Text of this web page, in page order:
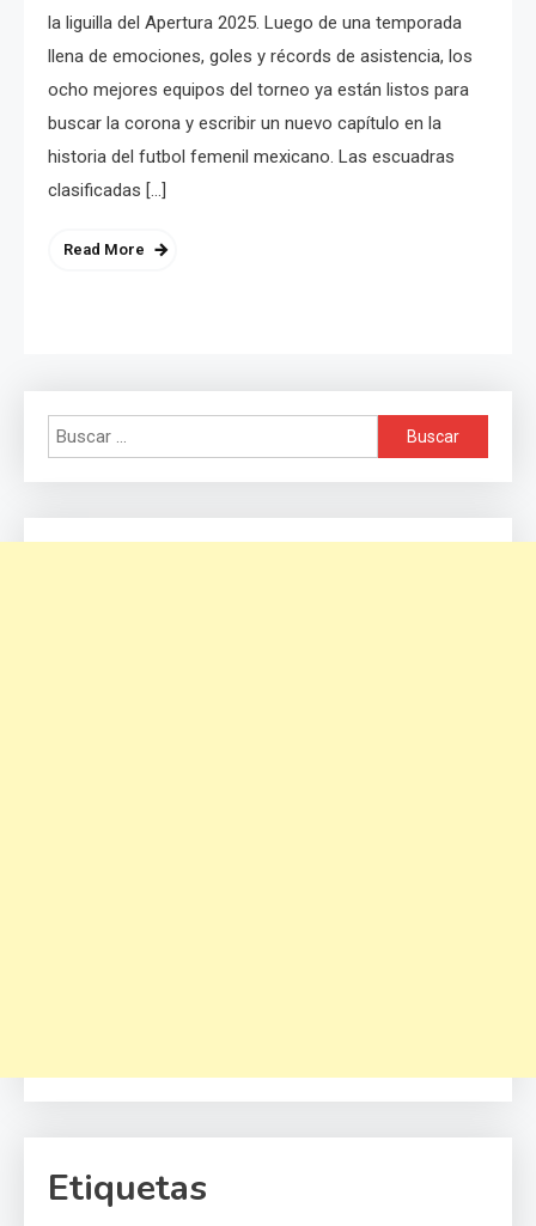
la liguilla del Apertura 2025. Luego de una temporada
llena de emociones, goles y récords de asistencia, los
ocho mejores equipos del torneo ya están listos para
buscar la corona y escribir un nuevo capítulo en la
historia del futbol femenil mexicano. Las escuadras
clasificadas […]
Read More
Buscar:
Etiquetas